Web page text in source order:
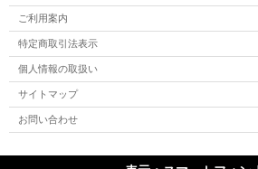
ご利用案内
特定商取引法表示
個人情報の取扱い
サイトマップ
お問い合わせ